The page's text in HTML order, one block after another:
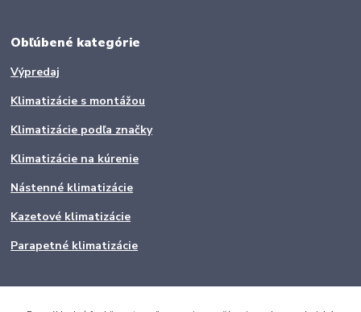
Obľúbené kategórie
Výpredaj
Klimatizácie s montážou
Klimatizácie podľa značky
Klimatizácie na kúrenie
Nástenné klimatizácie
Kazetové klimatizácie
Parapetné klimatizácie